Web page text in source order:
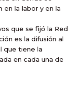
en la labor y en la
que se fijó la Red
es la difusión al
que tiene la
en cada una de